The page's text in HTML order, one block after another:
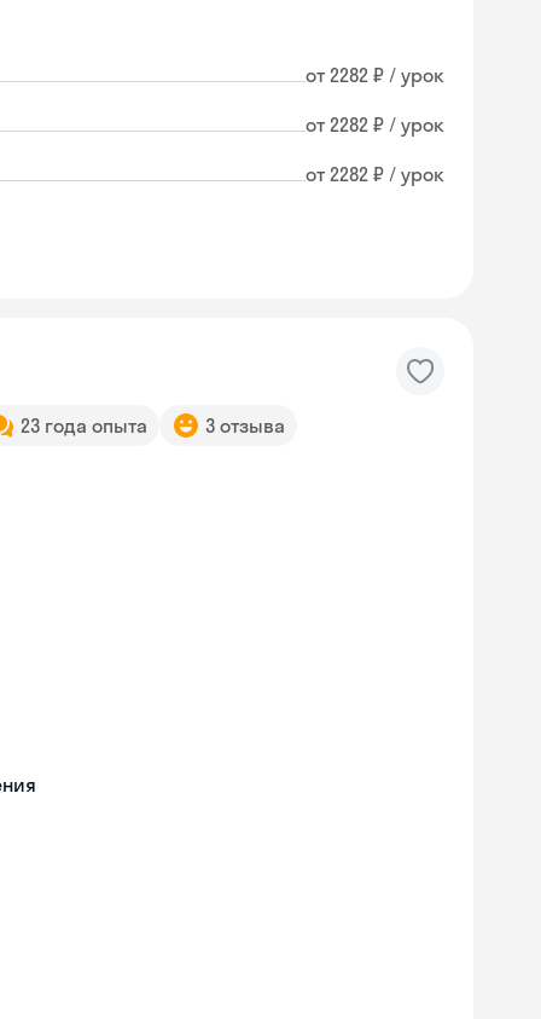
от 2282 ₽ / урок
от 2282 ₽ / урок
от 2282 ₽ / урок
23 года опыта 3 отзыва